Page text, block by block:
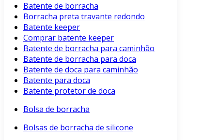
Batente de borracha
Borracha preta travante redondo
Batente keeper
Comprar batente keeper
Batente de borracha para caminhão
Batente de borracha para doca
Batente de doca para caminhão
Batente para doca
Batente protetor de doca
Bolsa de borracha
Bolsas de borracha de silicone